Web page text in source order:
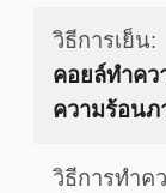
วิธีการเย็น:
คอยล์ทำคว
ความร้อนภ
วิธีการทำค